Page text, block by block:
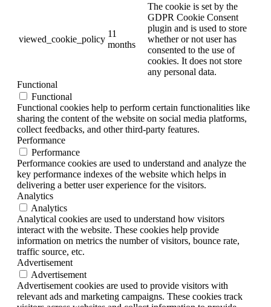
viewed_cookie_policy
11
months
The cookie is set by the
GDPR Cookie Consent
plugin and is used to store
whether or not user has
consented to the use of
cookies. It does not store
any personal data.
Functional
Functional
Functional cookies help to perform certain functionalities like
sharing the content of the website on social media platforms,
collect feedbacks, and other third-party features.
Performance
Performance
Performance cookies are used to understand and analyze the
key performance indexes of the website which helps in
delivering a better user experience for the visitors.
Analytics
Analytics
Analytical cookies are used to understand how visitors
interact with the website. These cookies help provide
information on metrics the number of visitors, bounce rate,
traffic source, etc.
Advertisement
Advertisement
Advertisement cookies are used to provide visitors with
relevant ads and marketing campaigns. These cookies track